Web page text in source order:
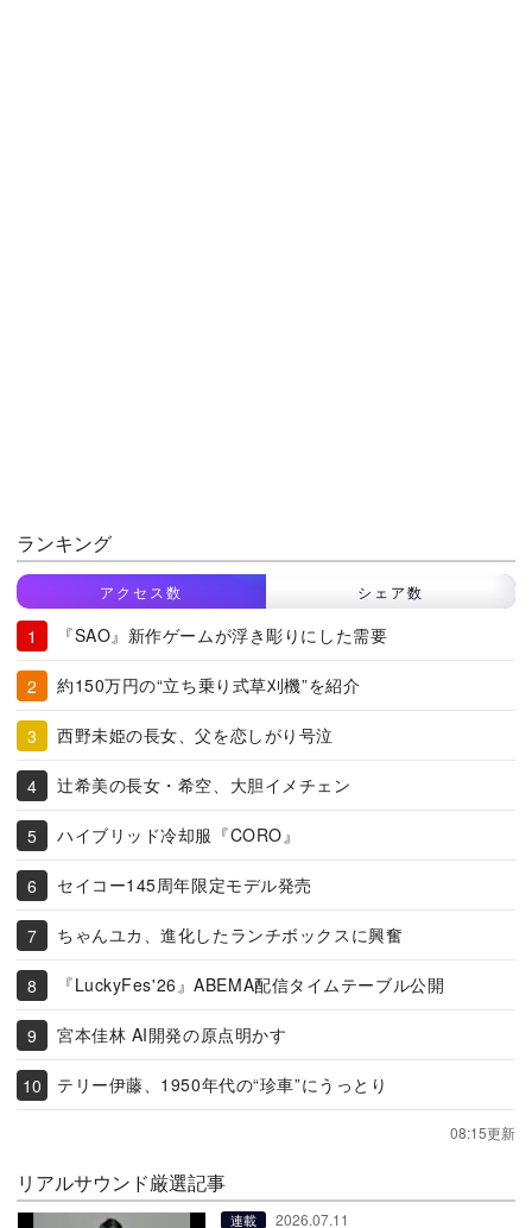
ランキング
アクセス数 シェア数
『SAO』新作ゲームが浮き彫りにした需要
約150万円の“立ち乗り式草刈機”を紹介
西野未姫の長女、父を恋しがり号泣
辻希美の長女・希空、大胆イメチェン
ハイブリッド冷却服『CORO』
セイコー145周年限定モデル発売
ちゃんユカ、進化したランチボックスに興奮
『LuckyFes'26』ABEMA配信タイムテーブル公開
宮本佳林 AI開発の原点明かす
テリー伊藤、1950年代の“珍車”にうっとり
08:15更新
リアルサウンド厳選記事
連載 2026.07.11